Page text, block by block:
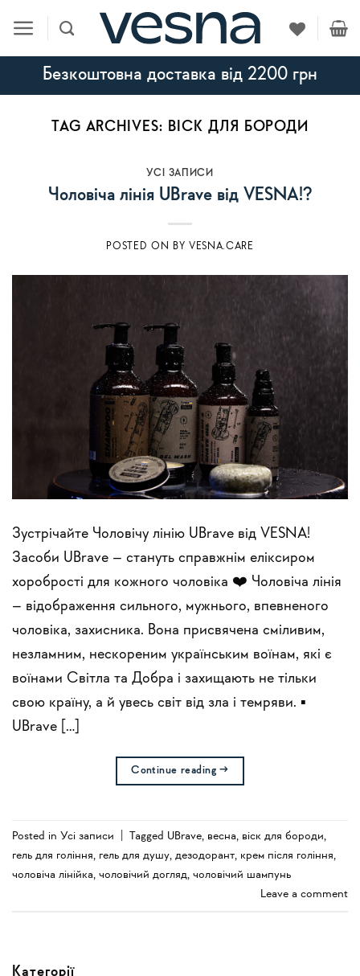
content
Безкоштовна доставка від 2200 грн
TAG ARCHIVES: ВІСК ДЛЯ БОРОДИ
УСI ЗАПИСИ
Чоловіча лінія UBrave від VESNA!?
POSTED ON BY VESNA.CARE
Зустрічайте Чоловічу лінію UBrave від VESNA!
Засоби UBrave – стануть справжнім еліксиром
хоробрості для кожного чоловіка ❤️‍ Чоловіча лінія
– відображення сильного, мужнього, впевненого
чоловіка, захисника. Вона присвячена сміливим,
незламним, нескореним українським воїнам, які є
воїнами Світла та Добра і захищають не тільки
свою країну, а й увесь світ від зла і темряви. ▪️
UBrave […]
Continue reading→
Posted in Усi записи Tagged UBrave, весна, віск для бороди,
гель для гоління, гель для душу, дезодорант, крем після гоління,
чоловіча лінійка, чоловічий догляд, чоловічий шампунь
Leave a comment
Категорії